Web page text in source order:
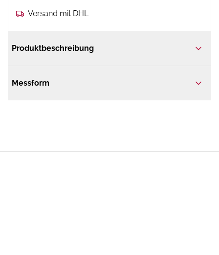
Versand mit DHL
Produktbeschreibung
Messform